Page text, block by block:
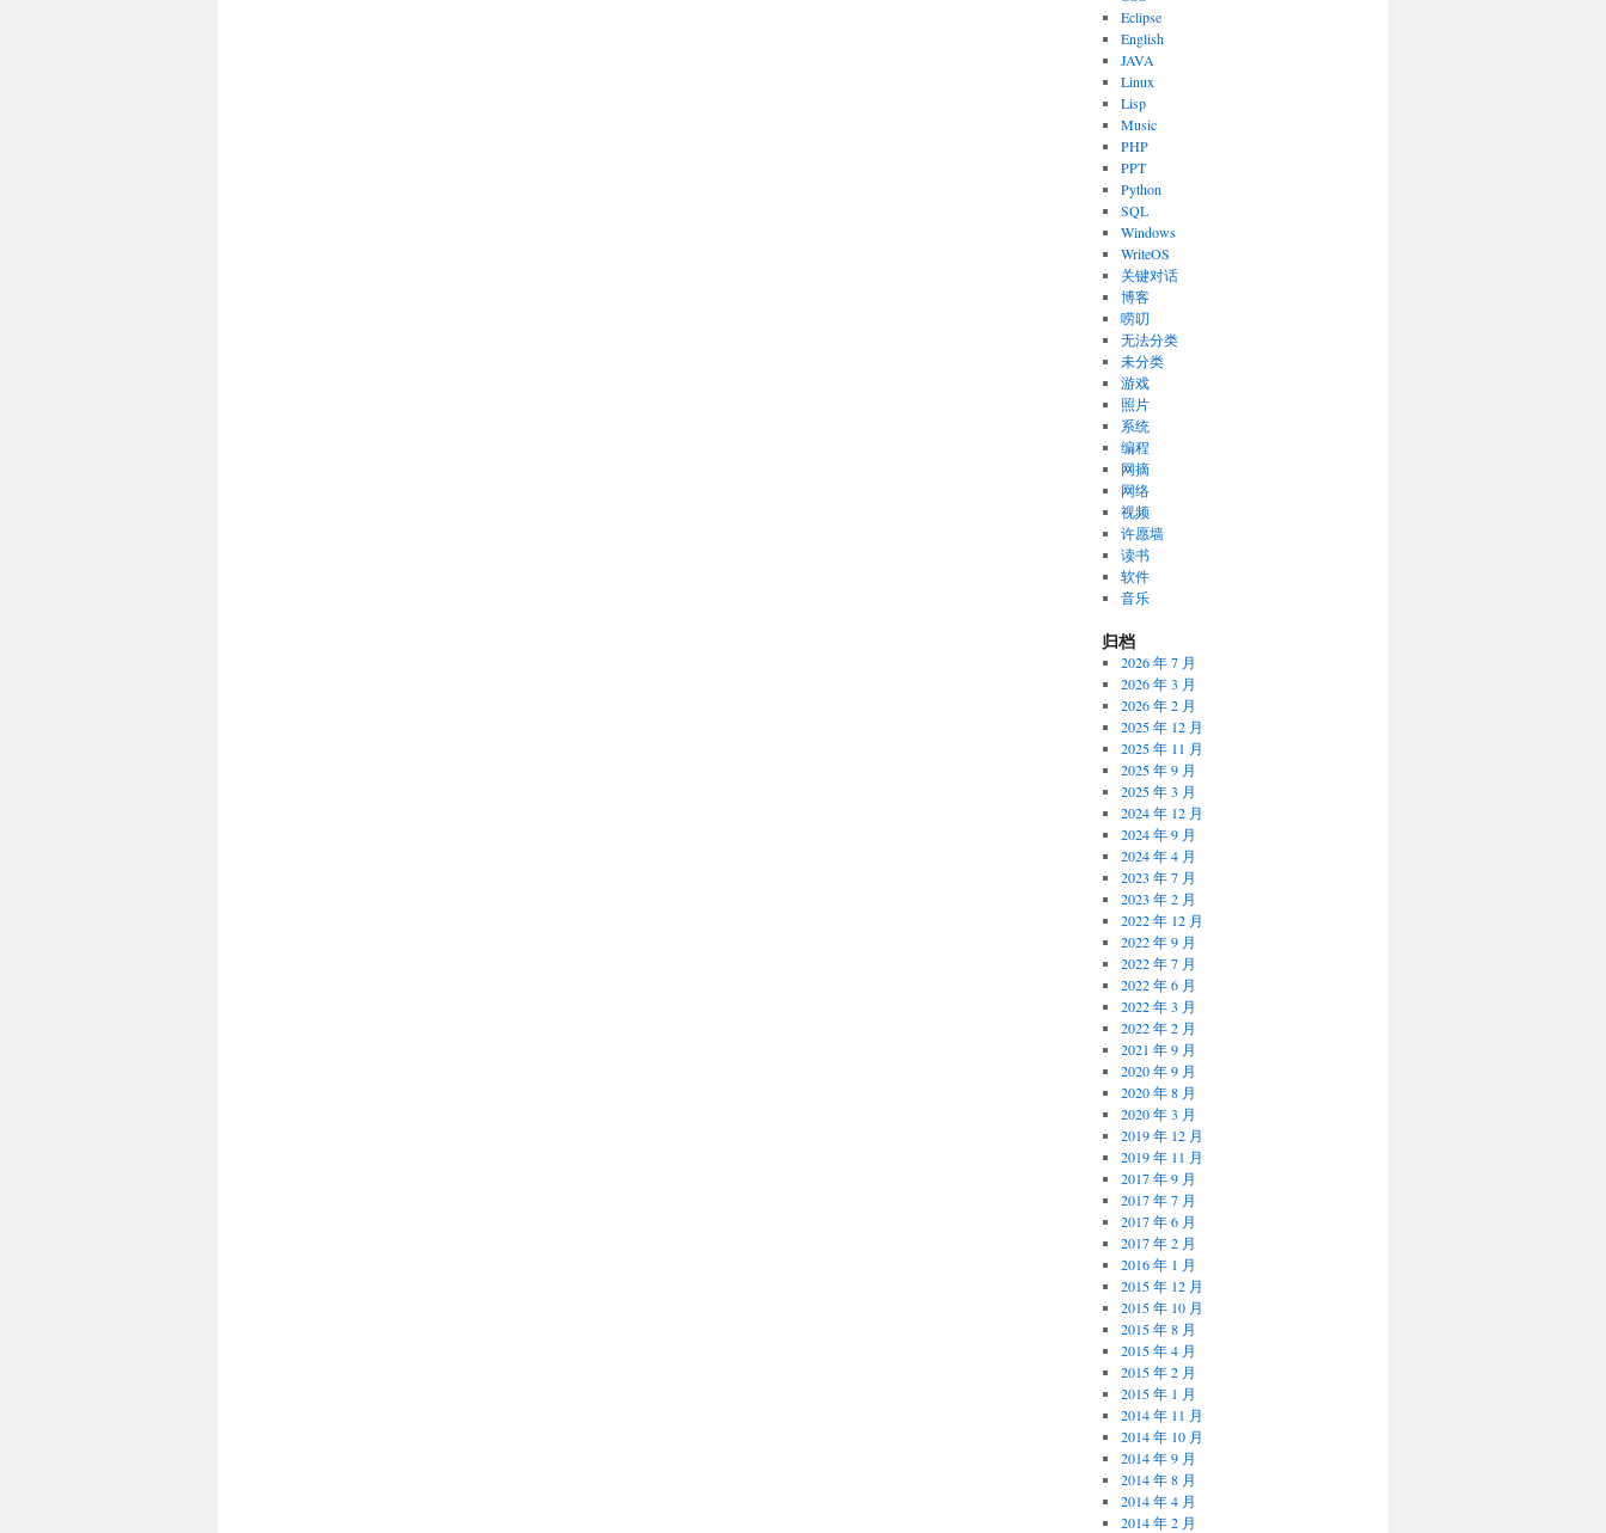
Eclipse
English
JAVA
Linux
Lisp
Music
PHP
PPT
Python
SQL
Windows
WriteOS
关键对话
博客
唠叨
无法分类
未分类
游戏
照片
系统
编程
网摘
网络
视频
许愿墙
读书
软件
音乐
归档
2026 年 7 月
2026 年 3 月
2026 年 2 月
2025 年 12 月
2025 年 11 月
2025 年 9 月
2025 年 3 月
2024 年 12 月
2024 年 9 月
2024 年 4 月
2023 年 7 月
2023 年 2 月
2022 年 12 月
2022 年 9 月
2022 年 7 月
2022 年 6 月
2022 年 3 月
2022 年 2 月
2021 年 9 月
2020 年 9 月
2020 年 8 月
2020 年 3 月
2019 年 12 月
2019 年 11 月
2017 年 9 月
2017 年 7 月
2017 年 6 月
2017 年 2 月
2016 年 1 月
2015 年 12 月
2015 年 10 月
2015 年 8 月
2015 年 4 月
2015 年 2 月
2015 年 1 月
2014 年 11 月
2014 年 10 月
2014 年 9 月
2014 年 8 月
2014 年 4 月
2014 年 2 月